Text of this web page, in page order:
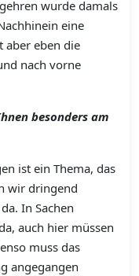
wurde damals
eine
aber eben die
nach vorne
besonders am
ist ein Thema, das
wir dringend
In Sachen
auch hier müssen
muss das
angegangen